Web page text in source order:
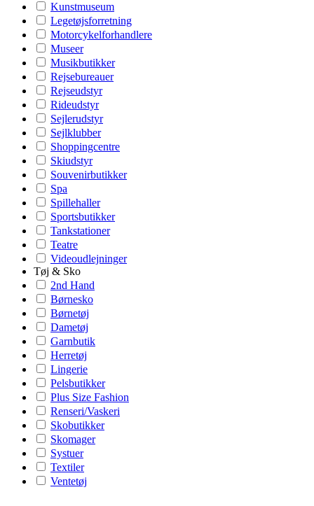
Kunstmuseum
Legetøjsforretning
Motorcykelforhandlere
Museer
Musikbutikker
Rejsebureauer
Rejseudstyr
Rideudstyr
Sejlerudstyr
Sejlklubber
Shoppingcentre
Skiudstyr
Souvenirbutikker
Spa
Spillehaller
Sportsbutikker
Tankstationer
Teatre
Videoudlejninger
Tøj & Sko
2nd Hand
Børnesko
Børnetøj
Dametøj
Garnbutik
Herretøj
Lingerie
Pelsbutikker
Plus Size Fashion
Renseri/Vaskeri
Skobutikker
Skomager
Systuer
Textiler
Ventetøj